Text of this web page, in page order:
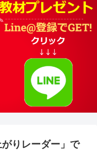
りレーダー」で